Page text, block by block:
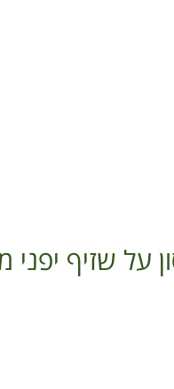
שזיף יפני